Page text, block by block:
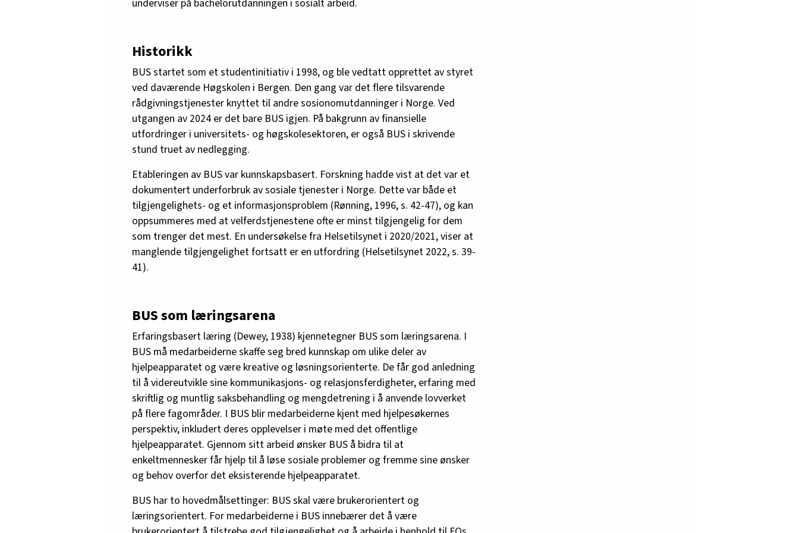
underviser på bachelorutdanningen i sosialt arbeid.
Historikk
BUS startet som et studentinitiativ i 1998, og ble vedtatt opprettet av styret
ved daværende Høgskolen i Bergen. Den gang var det flere tilsvarende
rådgivningstjenester knyttet til andre sosionomutdanninger i Norge. Ved
utgangen av 2024 er det bare BUS igjen. På bakgrunn av finansielle
utfordringer i universitets- og høgskolesektoren, er også BUS i skrivende
stund truet av nedlegging.
Etableringen av BUS var kunnskapsbasert. Forskning hadde vist at det var et
dokumentert underforbruk av sosiale tjenester i Norge. Dette var både et
tilgjengelighets- og et informasjonsproblem (Rønning, 1996, s. 42-47), og kan
oppsummeres med at velferdstjenestene ofte er minst tilgjengelig for dem
som trenger det mest. En undersøkelse fra Helsetilsynet i 2020/2021, viser at
manglende tilgjengelighet fortsatt er en utfordring (Helsetilsynet 2022, s. 39-
41).
BUS som læringsarena
Erfaringsbasert læring (Dewey, 1938) kjennetegner BUS som læringsarena. I
BUS må medarbeiderne skaffe seg bred kunnskap om ulike deler av
hjelpeapparatet og være kreative og løsningsorienterte. De får god anledning
til å videreutvikle sine kommunikasjons- og relasjonsferdigheter, erfaring med
skriftlig og muntlig saksbehandling og mengdetrening i å anvende lovverket
på flere fagområder. I BUS blir medarbeiderne kjent med hjelpesøkernes
perspektiv, inkludert deres opplevelser i møte med det offentlige
hjelpeapparatet. Gjennom sitt arbeid ønsker BUS å bidra til at
enkeltmennesker får hjelp til å løse sosiale problemer og fremme sine ønsker
og behov overfor det eksisterende hjelpeapparatet.
BUS har to hovedmålsettinger: BUS skal være brukerorientert og
læringsorientert. For medarbeiderne i BUS innebærer det å være